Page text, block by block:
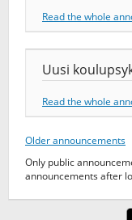
Read the whole
Uusi
Read the whole
Older announcements
Only public
announcements after